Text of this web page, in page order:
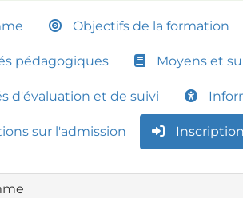
Objectifs de la formation
pédagogiques Moyens et
d'évaluation et de suivi
sur l'admission Inscription